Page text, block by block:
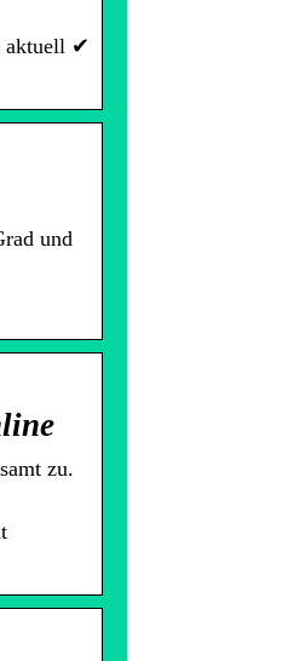
aktuell ✔
und
zu.